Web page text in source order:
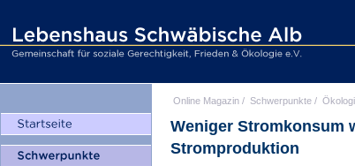
Online Magazin / Schwerpunkte /
Weniger Stromkonsum
Stromproduktion